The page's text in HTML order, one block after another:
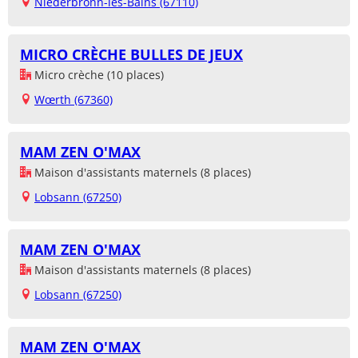
MICRO CRÈCHE BULLES DE JEUX
Micro crèche (10 places)
Wœrth (67360)
MAM ZEN O'MAX
Maison d'assistants maternels (8 places)
Lobsann (67250)
MAM ZEN O'MAX
Maison d'assistants maternels (8 places)
Lobsann (67250)
MAM ZEN O'MAX